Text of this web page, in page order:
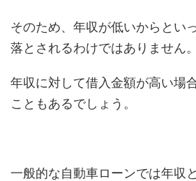
そのため、年収が低いからとい
落とされるわけではありません。
年収に対して借入金額が高い場
こともあるでしょう。
一般的な自動車ローンでは年収